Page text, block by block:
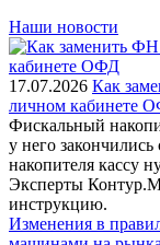
Наши новости
17.07.2026 Как
личном кабинете
Фискальный
у него
накопителя кассу
Эксперты
инструкцию.
Изменения в